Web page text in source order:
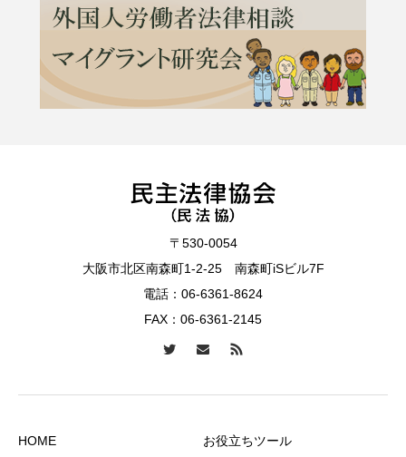
〒530-0054
大阪市北区南森町1-2-25 南森町iSビル7F
電話： 06-6361-8624
FAX：06-6361-2145
HOME お役立ちツール